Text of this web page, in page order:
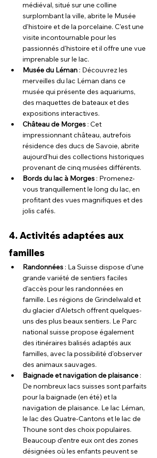
médiéval, situé sur une colline
surplombant la ville, abrite le Musée
d'histoire et de la porcelaine. C'est une
visite incontournable pour les
passionnés d'histoire et il offre une vue
imprenable sur le lac.
Musée du Léman : Découvrez les
merveilles du lac Léman dans ce
musée qui présente des aquariums,
des maquettes de bateaux et des
expositions interactives.
Château de Morges : Cet
impressionnant château, autrefois
résidence des ducs de Savoie, abrite
aujourd'hui des collections historiques
provenant de cinq musées différents.
Bords du lac à Morges : Promenez-
vous tranquillement le long du lac, en
profitant des vues magnifiques et des
jolis cafés.
4. Activités adaptées aux
familles
Randonnées : La Suisse dispose d'une
grande variété de sentiers faciles
d'accès pour les randonnées en
famille. Les régions de Grindelwald et
du glacier d'Aletsch offrent quelques-
uns des plus beaux sentiers. Le Parc
national suisse propose également
des itinéraires balisés adaptés aux
familles, avec la possibilité d'observer
des animaux sauvages.
Baignade et navigation de plaisance :
De nombreux lacs suisses sont parfaits
pour la baignade (en été) et la
navigation de plaisance. Le lac Léman,
le lac des Quatre-Cantons et le lac de
Thoune sont des choix populaires.
Beaucoup d'entre eux ont des zones
désignées où les enfants peuvent se